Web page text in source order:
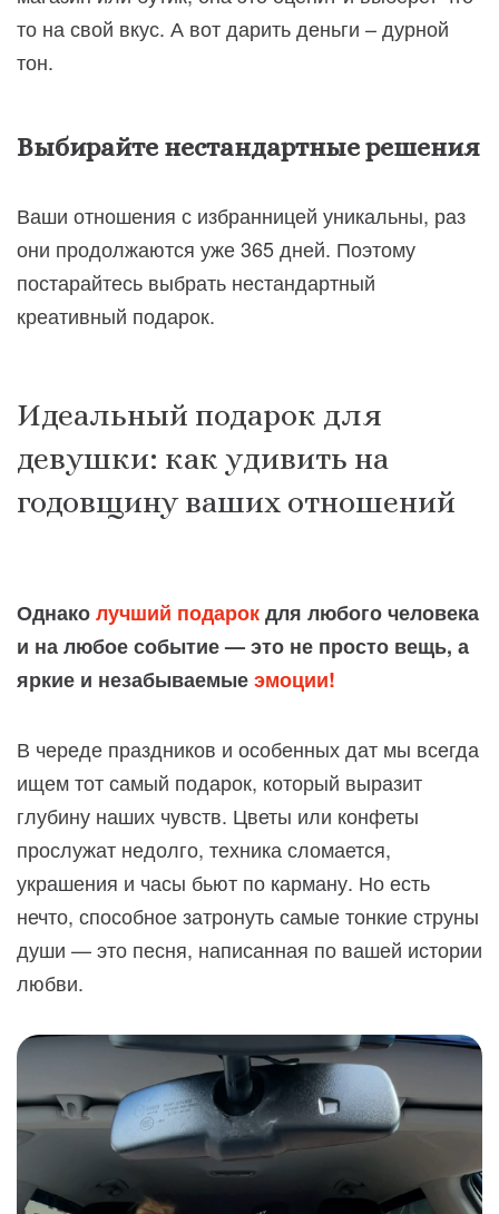
то на свой вкус. А вот дарить деньги – дурной
тон.
Выбирайте нестандартные решения
Ваши отношения с избранницей уникальны, раз
они продолжаются уже 365 дней. Поэтому
постарайтесь выбрать нестандартный
креативный подарок.
Идеальный подарок для
девушки: как удивить на
годовщину ваших отношений
Однаколучший подарокдля любого человека
и на любое событие — это не просто вещь, а
яркие и незабываемыеэмоции!
В череде праздников и особенных дат мы всегда
ищем тот самый подарок, который выразит
глубину наших чувств. Цветы или конфеты
прослужат недолго, техника сломается,
украшения и часы бьют по карману. Но есть
нечто, способное затронуть самые тонкие струны
души — это песня, написанная по вашей истории
любви.